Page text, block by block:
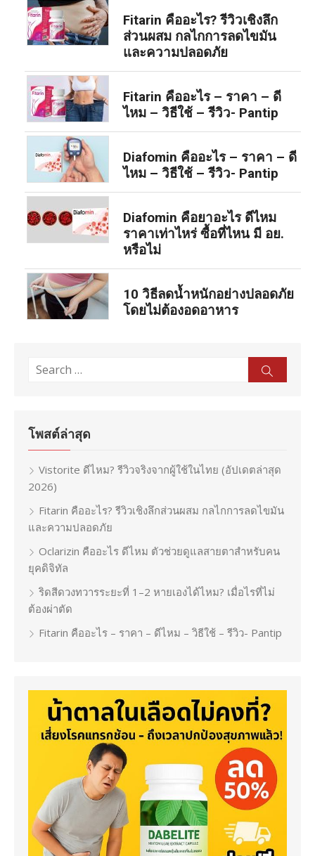
Fitarin คืออะไร? รีวิวเชิงลึก
ส่วนผสม กลไกการลดไขมัน
และความปลอดภัย
Fitarin คืออะไร – ราคา – ดี
ไหม – วิธีใช้ – รีวิว- Pantip
Diafomin คืออะไร – ราคา – ดี
ไหม – วิธีใช้ – รีวิว- Pantip
Diafomin คือยาอะไร ดีไหม
ราคาเท่าไหร่ ซื้อที่ไหน มี อย.
หรือไม่
10 วิธีลดน้ำหนักอย่างปลอดภัย
โดยไม่ต้องอดอาหาร
Search
โพสต์ล่าสุด
Vistorite ดีไหม? รีวิวจริงจากผู้ใช้ในไทย (อัปเดตล่าสุด
2026)
Fitarin คืออะไร? รีวิวเชิงลึกส่วนผสม กลไกการลดไขมัน
และความปลอดภัย
Oclarizin คืออะไร ดีไหม ตัวช่วยดูแลสายตาสำหรับคน
ยุคดิจิทัล
ริดสีดวงทวารระยะที่ 1–2 หายเองได้ไหม? เมื่อไรที่ไม่
ต้องผ่าตัด
Fitarin คืออะไร – ราคา – ดีไหม – วิธีใช้ – รีวิว- Pantip